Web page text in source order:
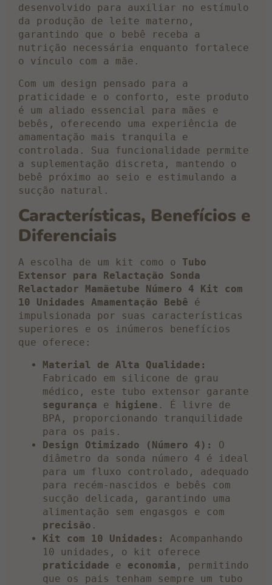
desenvolvido para auxiliar no estímulo
da produção de leite materno,
garantindo que o bebê receba a
nutrição necessária enquanto fortalece
o vínculo com a mãe.
Com um design pensado para a
praticidade e o conforto, este produto
é um aliado essencial para mães e
bebês, oferecendo uma experiência de
amamentação mais tranquila e
controlada. Sua funcionalidade permite
a suplementação discreta, mantendo o
bebê próximo ao seio e estimulando a
sucção natural.
Características, Benefícios e
Diferenciais
A escolha de um kit como o Tubo
Extensor para Relactação Sonda
Relactador Mamãetube Número 4 Kit com
10 Unidades Amamentação Bebê é
impulsionada por suas características
superiores e os inúmeros benefícios
que oferece:
Material de Alta Qualidade:
Fabricado em silicone de grau
médico, este tubo extensor garante
segurança e higiene . É livre de
BPA, proporcionando tranquilidade
para os pais.
Design Otimizado (Número 4):
O
diâmetro da sonda número 4 é ideal
para um fluxo controlado, adequado
para recém-nascidos e bebês com
sucção delicada, garantindo uma
alimentação sem engasgos e com
precisão .
Kit com 10 Unidades:
Acompanhando
10 unidades, o kit oferece
praticidade e economia , permitindo
que os pais tenham sempre um tubo